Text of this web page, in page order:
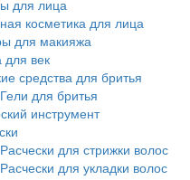
для лица
косметика для лица
для макияжа
для век
средства для бритья
Гели для бритья
инструмент
Расчески для стрижки волос
Расчески для укладки волос